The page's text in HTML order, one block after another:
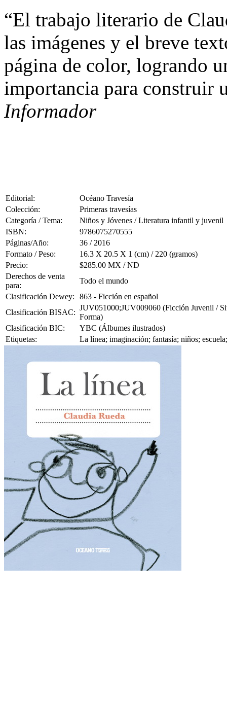
“El trabajo literario de
las imágenes y el breve
página de color, logrando
importancia para construir
Informador
Editorial:
Océano Travesía
Colección:
Primeras travesías
Categoría / Tema:
Niños y Jóvenes / Literatura infantil y juvenil
ISBN:
9786075270555
Páginas/Año:
36 / 2016
Formato / Peso:
16.3 X 20.5 X 1 (cm) / 220 (gramos)
Precio:
$285.00 MX / ND
Derechos de venta
para:
Todo el mundo
Clasificación Dewey:
863 - Ficción en español
Clasificación BISAC:
JUV051000;JUV009060 (Ficción Juvenil /
Forma)
Clasificación BIC:
YBC (Álbumes ilustrados)
Etiquetas:
La línea; imaginación; fantasía; niños;